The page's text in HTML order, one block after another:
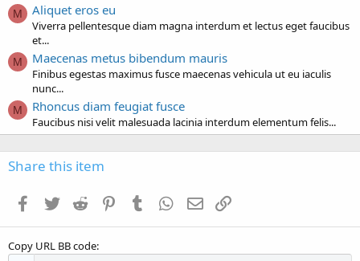
M Aliquet eros eu
Viverra pellentesque diam magna interdum et lectus eget faucibus
et...
M Maecenas metus bibendum mauris
Finibus egestas maximus fusce maecenas vehicula ut eu iaculis
nunc...
M Rhoncus diam feugiat fusce
Faucibus nisi velit malesuada lacinia interdum elementum felis...
Share this item
Facebook
Twitter Reddit PinterestTumblr WhatsApp
Email
Copy URL BB code